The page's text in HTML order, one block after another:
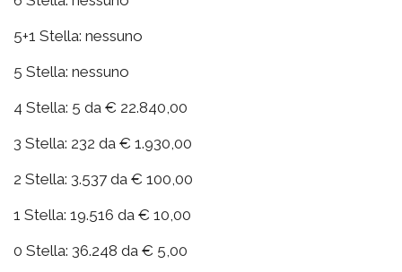
5+1 Stella: nessuno
5 Stella: nessuno
4 Stella: 5 da € 22.840,00
3 Stella: 232 da € 1.930,00
2 Stella: 3.537 da € 100,00
1 Stella: 19.516 da € 10,00
0 Stella: 36.248 da € 5,00